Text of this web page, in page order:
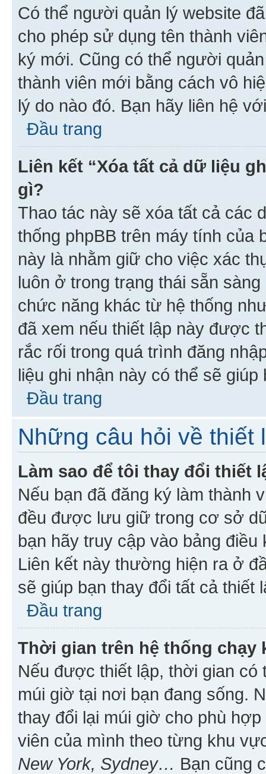
Có thể người quản lý website
cho phép sử dụng tên thành
ký mới. Cũng có thể người
thành viên mới bằng cách vô
lý do nào đó. Bạn hãy liên hệ
Đầu trang
Liên kết “Xóa tất cả dữ liệu
gì?
Thao tác này sẽ xóa tất cả các
thống phpBB trên máy tính của
này là nhằm giữ cho việc xác
luôn ở trong trạng thái sẵn
chức năng khác từ hệ thống
đã xem nếu thiết lập này được
rắc rối trong quá trình đăng
liệu ghi nhận này có thể sẽ
Đầu trang
Những câu hỏi về thiết
Làm sao để tôi thay đổi thiết
Nếu bạn đã đăng ký làm thành
đều được lưu giữ trong cơ sở
bạn hãy truy cập vào bảng
Liên kết này thường hiện ra ở
sẽ giúp bạn thay đổi tất cả thiết
Đầu trang
Thời gian trên hệ thống chạy
Nếu được thiết lập, thời gian
múi giờ tại nơi bạn đang sống.
thay đổi lại múi giờ cho phù
viên của mình theo từng khu
New York, Sydney… Bạn cũng